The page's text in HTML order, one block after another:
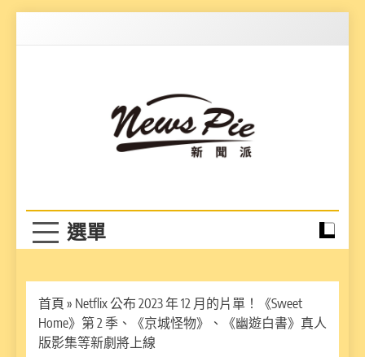
首頁 » Netflix 公布 2023 年 12 月的片單！《Sweet
Home》第 2 季、《京城怪物》、《幽遊白書》真人
版影集等新劇將上線